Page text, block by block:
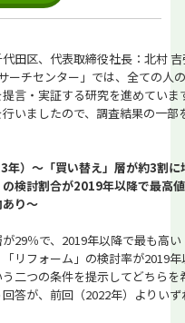
田区、代表取締役社長：北村
ーチセンター」では、全ての人
言・実証する研究を進めていま
いましたので、調査結果の一部
年）～「買い替え」層が約3割
検討割合が2019年以降で最高
り～
29％で、2019年以降で最も高い
リフォーム」の検討率が2019
二つの条件を提示してどちらを
答が、前回（2022年）よりい